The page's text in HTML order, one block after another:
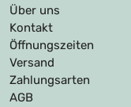
Über uns
Kontakt
Öffnungszeiten
Versand
Zahlungsarten
AGB